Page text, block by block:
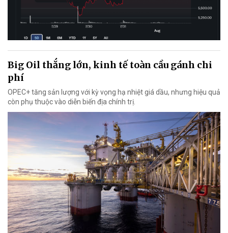
Big Oil thắng lớn, kinh tế toàn cầu gánh chi
phí
OPEC+ tăng sản lượng với kỳ vọng hạ nhiệt giá dầu, nhưng hiệu quả
còn phụ thuộc vào diễn biến địa chính trị.